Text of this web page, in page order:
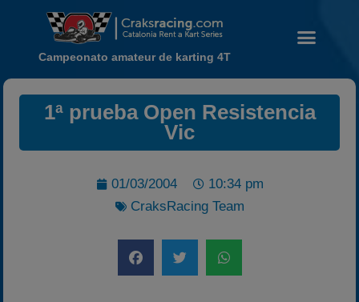
Calendario
Carreras finalizadas
Campeonato
Campeonato amateur de karting 4T
1ª prueba Open Resistencia
Vic
01/03/2004
10:34 pm
CraksRacing Team